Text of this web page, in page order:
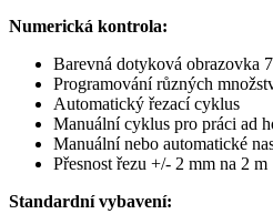
Numerická kontrola:
Barevná dotyková obrazovka
Programování různých
Automatický řezací cyklus
Manuální cyklus pro práci ad
Manuální nebo automatické
Přesnost řezu +/- 2 mm na 2 m
Standardní vybavení: